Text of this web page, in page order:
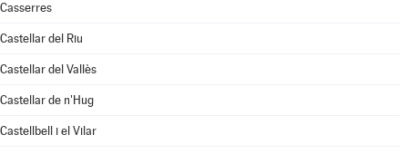
Casserres
Castellar del Riu
Castellar del Vallès
Castellar de n'Hug
Castellbell i el Vilar